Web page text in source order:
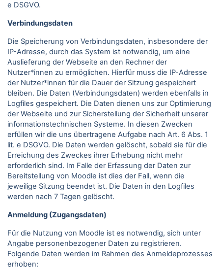
e DSGVO.
Verbindungsdaten
Die Speicherung von Verbindungsdaten, insbesondere der
IP-Adresse, durch das System ist notwendig, um eine
Auslieferung der Webseite an den Rechner der
Nutzer*innen zu ermöglichen. Hierfür muss die IP-Adresse
der Nutzer*innen für die Dauer der Sitzung gespeichert
bleiben. Die Daten (Verbindungsdaten) werden ebenfalls in
Logfiles gespeichert. Die Daten dienen uns zur Optimierung
der Webseite und zur Sicherstellung der Sicherheit unserer
informationstechnischen Systeme. In diesen Zwecken
erfüllen wir die uns übertragene Aufgabe nach Art. 6 Abs. 1
lit. e DSGVO. Die Daten werden gelöscht, sobald sie für die
Erreichung des Zweckes ihrer Erhebung nicht mehr
erforderlich sind. Im Falle der Erfassung der Daten zur
Bereitstellung von Moodle ist dies der Fall, wenn die
jeweilige Sitzung beendet ist. Die Daten in den Logfiles
werden nach 7 Tagen gelöscht.
Anmeldung (Zugangsdaten)
Für die Nutzung von Moodle ist es notwendig, sich unter
Angabe personenbezogener Daten zu registrieren.
Folgende Daten werden im Rahmen des Anmeldeprozesses
erhoben: